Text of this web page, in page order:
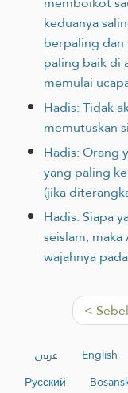
keduanya
berpaling
paling baik di
memulai
Hadis: Tidak
memutuskan
Hadis: Orang
yang paling
(jika
Hadis: Siapa
seislam,
wajahnya
<
عربي English
Русский